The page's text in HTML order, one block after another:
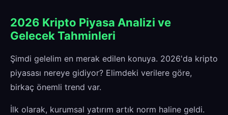
2026 Kripto Piyasa Analizi ve
Gelecek Tahminleri
Şimdi gelelim en merak edilen konuya. 2026'da kripto
piyasası nereye gidiyor? Elimdeki verilere göre,
birkaç önemli trend var.
İlk olarak, kurumsal yatırım artık norm haline geldi.